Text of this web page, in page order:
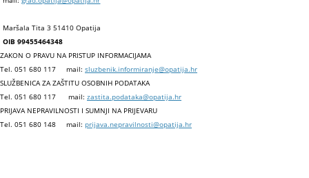
Maršala Tita 3 51410 Opatija
OIB 99455464348
ZAKON O PRAVU NA PRISTUP INFORMACIJAMA
Tel. 051 680 117 mail: sluzbenik.informiranje@opatija.hr
SLUŽBENICA ZA ZAŠTITU OSOBNIH PODATAKA
Tel. 051 680 117
mail: zastita.podataka@opatija.hr
PRIJAVA NEPRAVILNOSTI I SUMNJI NA PRIJEVARU
Tel. 051 680 148
mail: prijava.nepravilnosti@opatija.hr